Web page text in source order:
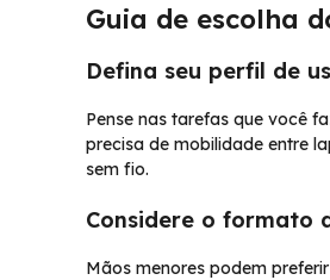
Guia de escolha
Defina seu perfil de
Pense nas tarefas que você
precisa de mobilidade entre
sem fio.
Considere o formato
Mãos menores podem